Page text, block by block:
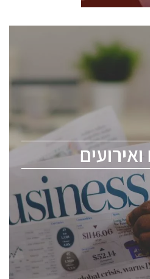
ואירועים
כולל מהנדסים,
ChipEx2026 will be held
conference is intended for
semiconductor industry,
professional experts,
לפרטים